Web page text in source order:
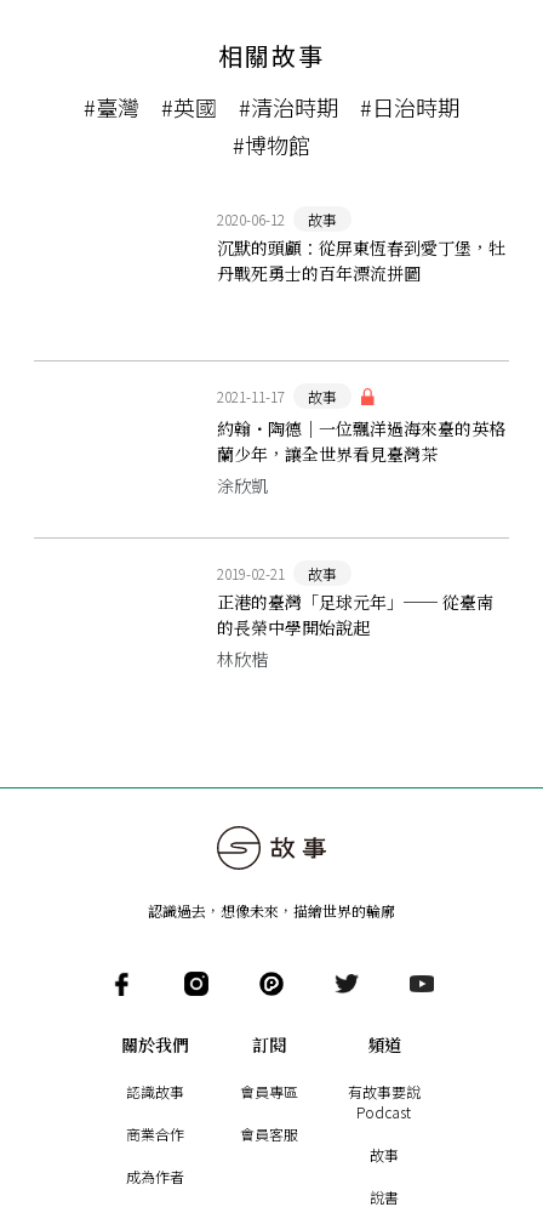
相關故事
#臺灣 #英國 #清治時期
#日治時期
#博物館
2020-06-12 故事
沉默的頭顱：從屏東恆春到愛丁堡，牡
丹戰死勇士的百年漂流拼圖
2021-11-17 故事
約翰・陶德｜一位飄洋過海來臺的英格
蘭少年，讓全世界看見臺灣茶
涂欣凱
2019-02-21 故事
正港的臺灣「足球元年」── 從臺南
的長榮中學開始說起
林欣楷
認識過去，想像未來 ， 描繪世界的輪廓
關於我們
認識故事
商業合作
成為作者
訂閱
會員專區
會員客服
頻道
有故事要說
Podcast
故事
說書